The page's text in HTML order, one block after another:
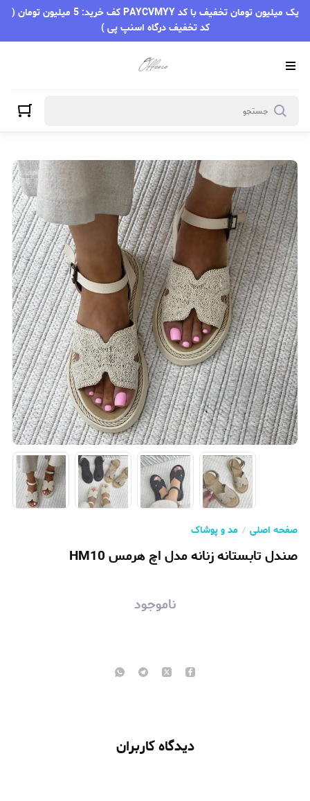
یک میلیون تومان تخفیف با کد PAYCVMYY کف خرید: 5 میلیون تومان (
کد تخفیف درگاه اسنپ پی )
صفحه اصلی مد و پوشاک
صندل تابستانه زنانه مدل اچ هرمس HM10
ناموجود
دیدگاه کاربران